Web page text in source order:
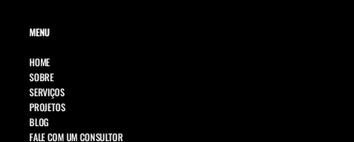
MENU
HOME
SOBRE
SERVIÇOS
PROJETOS
BLOG
FALE COM UM CONSULTOR